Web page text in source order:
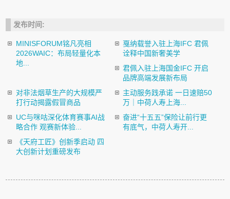
发布时间:
MINISFORUM铭凡亮相
2026WAIC：布局轻量化本
地...
戛纳载誉入驻上海IFC 君佩
诠释中国新奢美学
君佩入驻上海国金IFC 开启
品牌高端发展新布局
对非法烟草生产的大规模严
打行动揭露假冒商品
主动服务践承诺 一日速赔50
万｜中荷人寿上海...
UC与咪咕深化体育赛事AI战
略合作 观赛新体验...
奋进“十五五”保险让前行更
有底气，中荷人寿开...
《天府工匠》创新季启动 四
大创新计划重磅发布